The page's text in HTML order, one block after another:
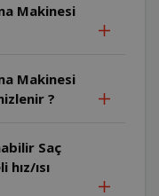
Makinesi
Makinesi
?
Saç
ısı